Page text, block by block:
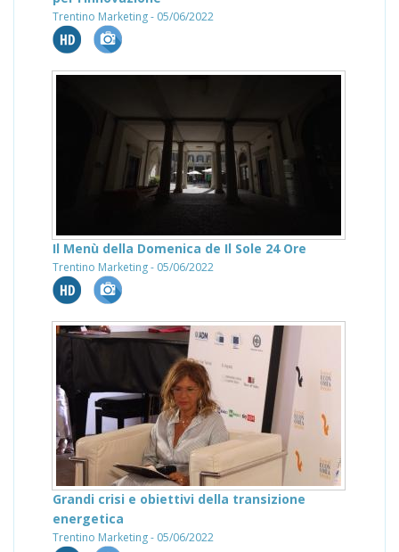
Trentino Marketing - 05/06/2022
Il Menù della Domenica de Il Sole 24 Ore
Trentino Marketing - 05/06/2022
Grandi crisi e obiettivi della transizione
energetica
Trentino Marketing - 05/06/2022